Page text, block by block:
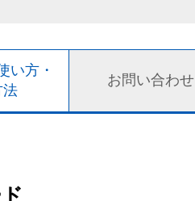
い方・
法
お問い合わせ